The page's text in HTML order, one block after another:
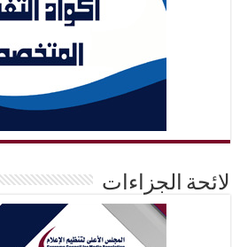
لائحة الجزاءات